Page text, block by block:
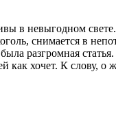
в невыгодном
снимается в
разгромная
как хочет. К слову, о